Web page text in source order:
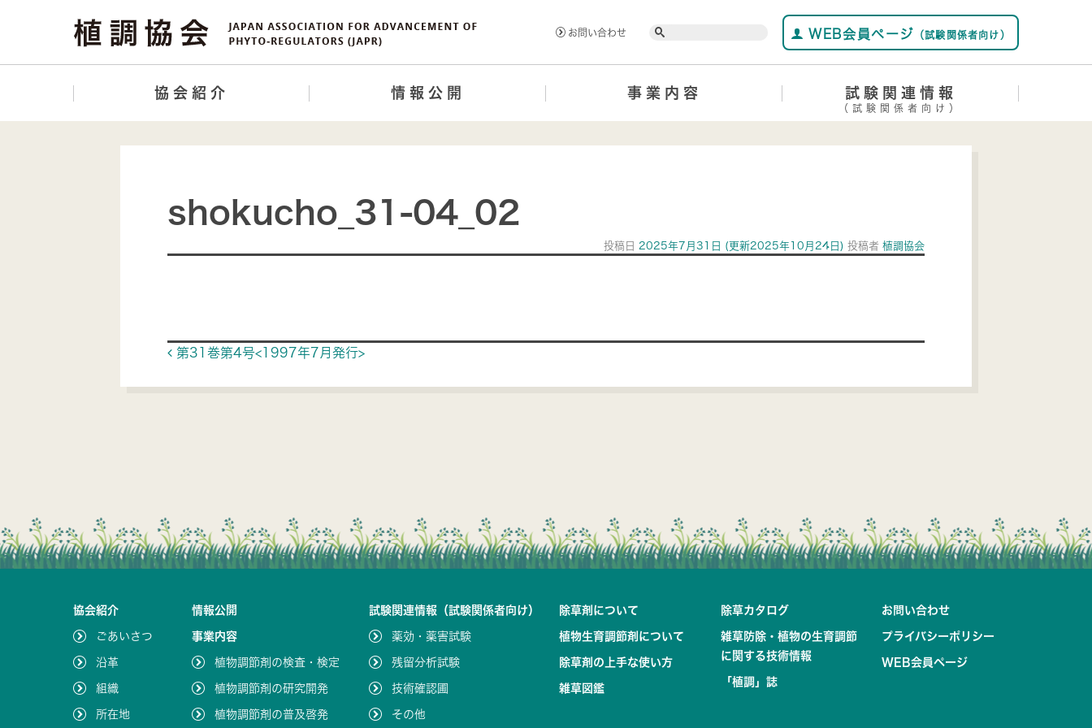
お問い合わせ Search WEB会員ページ （試験関係者向け）
協会紹介 情報公開 事業内容 試験関連情報
（試験関係者向け）
shokucho_31-04_02
投稿日 2025年7月31日 (更新2025年10月24日) 投稿者 植調協会
Post navigation
第31巻第4号<1997年7月発行>
協会紹介
ごあいさつ
沿革
組織
所在地
情報公開
事業内容
植物調節剤の検査・検定
植物調節剤の研究開発
植物調節剤の普及啓発
試験関連情報（試験関係者向け）
薬効・薬害試験
残留分析試験
技術確認圃
その他
除草剤について
植物生育調節剤について
除草剤の上手な使い方
雑草図鑑
除草カタログ
雑草防除・植物の生育調節
に関する技術情報
「植調」誌
お問い合わせ
プライバシーポリシー
WEB会員ページ